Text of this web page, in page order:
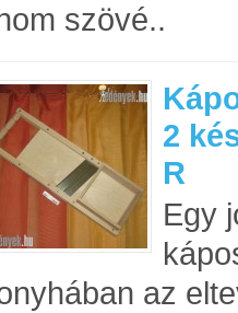
szövé..
2
R
Egy
az